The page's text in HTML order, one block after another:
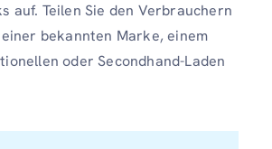
auf. Teilen Sie den Verbrauchern
bekannten Marke, einem
oder Secondhand-Laden